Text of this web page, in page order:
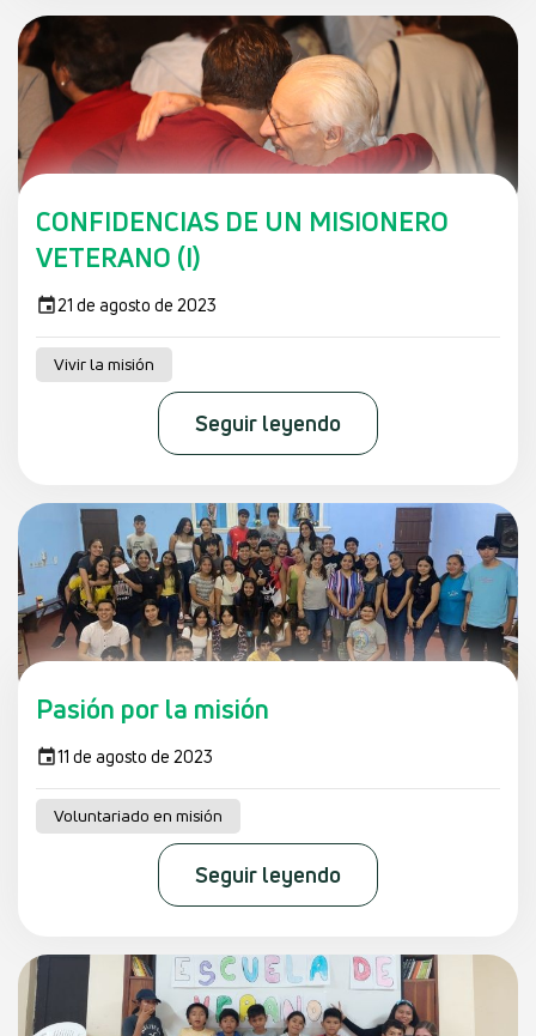
CONFIDENCIAS DE UN MISIONERO
VETERANO (I)
21 de agosto de 2023
Vivir la misión
Seguir leyendo
Pasión por la misión
11 de agosto de 2023
Voluntariado en misión
Seguir leyendo